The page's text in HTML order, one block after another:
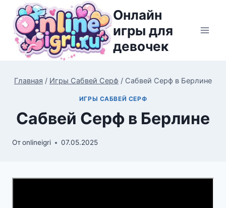
Перейти
содержимому
Онлайн
игры для
девочек
Главная / Игры Сабвей Серф / Сабвей Серф в Берлине
ИГРЫ САБВЕЙ СЕРФ
Сабвей Серф в Берлине
Отonlineigri 07.05.2025